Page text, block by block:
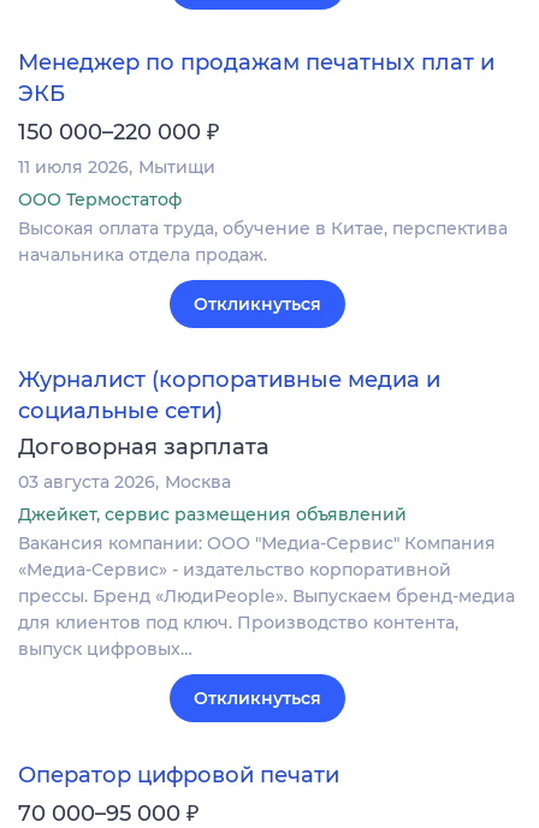
Менеджер по продажам печатных плат и
ЭКБ
150 000–220 000 ₽
11 июля 2026 Мытищи
ООО Термостатоф
Высокая оплата труда, обучение в Китае, перспектива
начальника отдела продаж.
Откликнуться
Журналист (корпоративные медиа и
социальные сети)
Договорная зарплата
03 августа 2026 Москва
Джейкет, сервис размещения объявлений
Вакансия компании: ООО "Медиа-Сервис" Компания
«Медиа-Сервис» - издательство корпоративной
прессы. Бренд «ЛюдиPeople». Выпускаем бренд-медиа
для клиентов под ключ. Производство контента,
выпуск цифровых…
Откликнуться
Оператор цифровой печати
70 000–95 000 ₽